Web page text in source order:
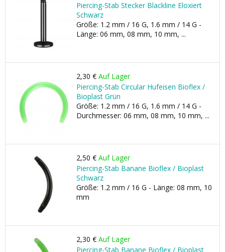
Piercing-Stab Stecker Blackline Eloxiert
Schwarz
Größe: 1.2 mm / 16 G, 1.6 mm / 14 G -
Länge: 06 mm, 08 mm, 10 mm, ...
2,30 € Auf Lager
Piercing-Stab Circular Hufeisen Bioflex /
Bioplast Grün
Größe: 1.2 mm / 16 G, 1.6 mm / 14 G -
Durchmesser: 06 mm, 08 mm, 10 mm, ...
2,50 € Auf Lager
Piercing-Stab Banane Bioflex / Bioplast
Schwarz
Größe: 1.2 mm / 16 G - Länge: 08 mm, 10
mm
2,30 € Auf Lager
Piercing-Stab Banane Bioflex / Bioplast